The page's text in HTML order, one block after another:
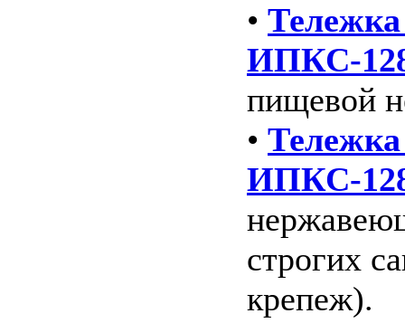
•
ИПКС-
пищевой
•
ИПКС-
строгих
крепеж).